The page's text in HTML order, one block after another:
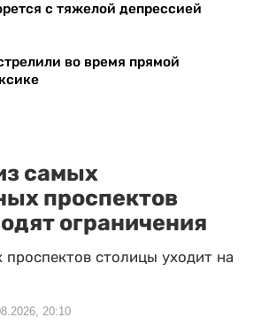
с тяжелой депрессией
во время прямой
самых
проспектов
ограничения
проспектов столицы уходит на
20:10